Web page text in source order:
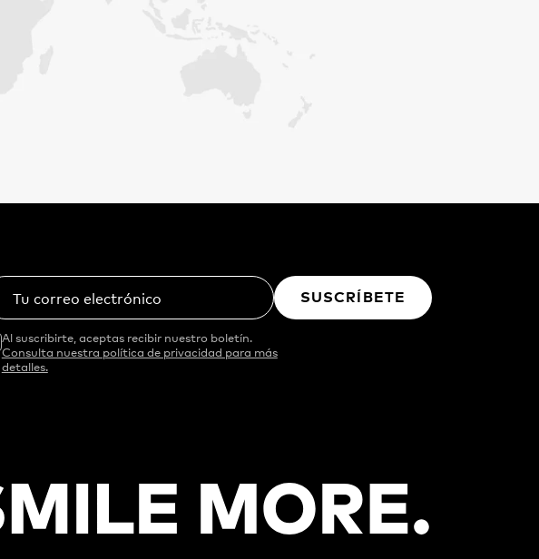
Tu correo electrónico SUSCRÍBETE
Al suscribirte, aceptas recibir nuestro boletín.
Consulta nuestra política de privacidad para más
detalles.